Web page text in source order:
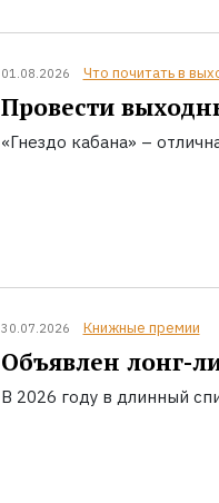
01.08.2026 Что почитать в
Провести
«Гнездо кабана» –
30.07.2026 Книжные премии
Объявлен лонг-
В 2026 году в длинный